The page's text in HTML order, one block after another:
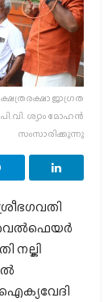
ജാഗ്രത
ശ്യാം മോഹന്‍
സംസാരിക്കുന്നു
വെല്‍ഫെയര്‍
നല്കി
ഐക്യവേദി